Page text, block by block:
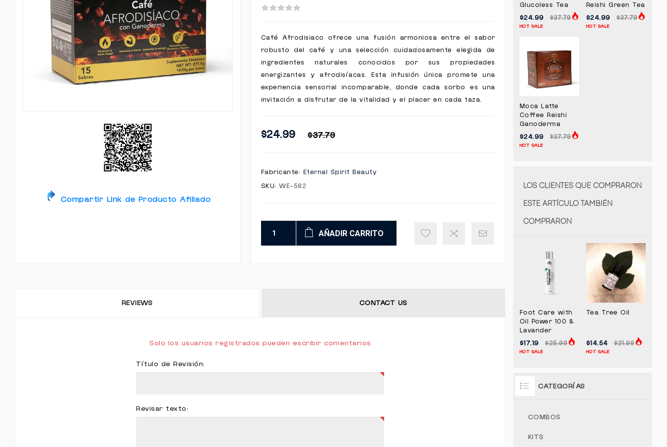
Compartir Link de Producto Afiliado
Café Afrodisiaco ofrece una fusión armoniosa entre el sabor
robusto del café y una selección cuidadosamente elegida de
ingredientes naturales conocidos por sus propiedades
energizantes y afrodisíacas. Esta infusión única promete una
experiencia sensorial incomparable, donde cada sorbo es una
invitación a disfrutar de la vitalidad y el placer en cada taza.
$24.99 $37.79
Fabricante: Eternal Spirit Beauty
SKU: WE-582
AÑADIR CARRITO
REVIEWS CONTACT US
Solo los usuarios registrados pueden escribir comentarios
Título de Revisión:
Revisar texto:
Glucoless Tea
$24.99 $37.79
HOT SALE
Reishi Green Tea
$24.99 $37.79
HOT SALE
Moca Latte
Coffee Reishi
Ganoderma
$24.99 $37.79
HOT SALE
LOS CLIENTES QUE COMPRARON
ESTE ARTÍCULO TAMBIÉN
COMPRARON
Foot Care with
Oil Power 100 &
Lavander
$17.19 $25.99
HOT SALE
Tea Tree Oil
$14.54 $21.99
HOT SALE
CATEGORÍAS
COMBOS
KITS